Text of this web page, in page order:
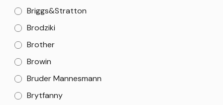
Briggs&Stratton
Brodziki
Brother
Browin
Bruder Mannesmann
Brytfanny